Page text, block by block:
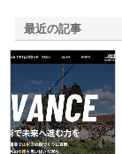
最近の記事